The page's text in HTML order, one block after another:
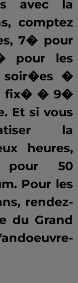
avec la
comptez
7� pour
pour les
soir�es �
fix� � 9�
Et si vous
la
heures,
pour 50
Pour les
rendez-
du Grand